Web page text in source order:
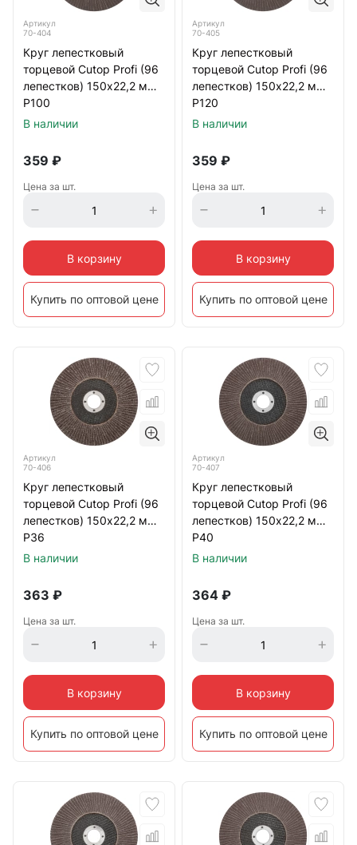
Артикул
70-404
Круг лепестковый
торцевой Cutop Profi (96
лепестков) 150х22,2 мм
Р100
В наличии
359 ₽
Цена за шт.
В корзину
Купить по оптовой цене
Артикул
70-405
Круг лепестковый
торцевой Cutop Profi (96
лепестков) 150х22,2 мм
Р120
В наличии
359 ₽
Цена за шт.
В корзину
Купить по оптовой цене
Артикул
70-406
Круг лепестковый
торцевой Cutop Profi (96
лепестков) 150х22,2 мм
Р36
В наличии
363 ₽
Цена за шт.
В корзину
Купить по оптовой цене
Артикул
70-407
Круг лепестковый
торцевой Cutop Profi (96
лепестков) 150х22,2 мм
Р40
В наличии
364 ₽
Цена за шт.
В корзину
Купить по оптовой цене